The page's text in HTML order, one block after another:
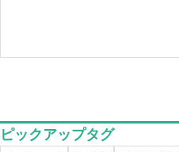
ピックアップタグ